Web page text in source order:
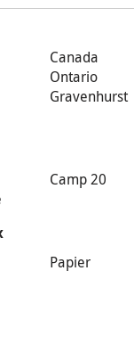
Canada
Ontario
Gravenhurst
Camp 20
Papier